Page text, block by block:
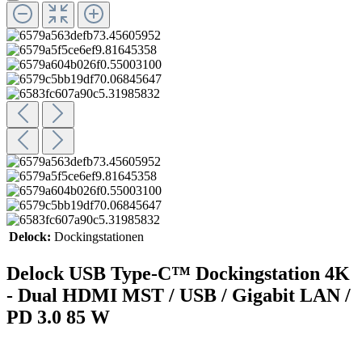
Delock: Dockingstationen
Delock USB Type-C™ Dockingstation 4K
- Dual HDMI MST / USB / Gigabit LAN /
PD 3.0 85 W